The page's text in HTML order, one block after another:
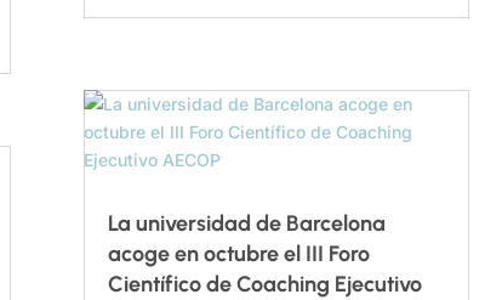
La universidad de Barcelona
acoge en octubre el III Foro
Científico de Coaching Ejecutivo